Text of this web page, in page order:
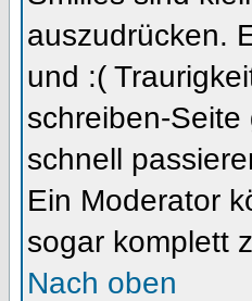
auszudrücken.
und :(
schreiben-
schnell
Ein Moderator
sogar komplett
Nach oben